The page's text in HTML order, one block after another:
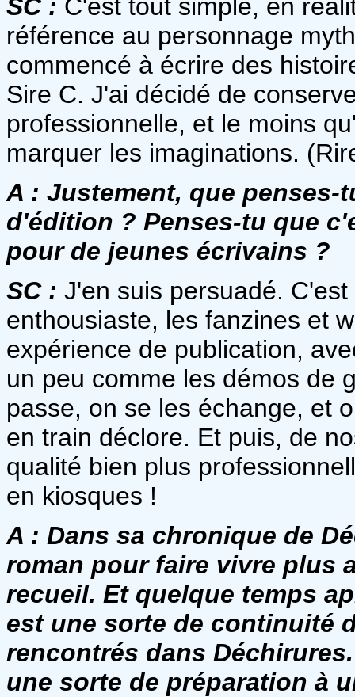
SC : C'est tout simple, en
référence au personnage
commencé à écrire des
Sire C. J'ai décidé de
professionnelle, et le moins
marquer les imaginations.
A : Justement, que penses-
d'édition ? Penses-tu que
pour de jeunes écrivains ?
SC : J'en suis persuadé.
enthousiaste, les fanzines et
expérience de publication,
un peu comme les démos de
passe, on se les échange, et
en train déclore. Et puis, de
qualité bien plus
en kiosques !
A : Dans sa chronique de
roman pour faire vivre plus
recueil. Et quelque temps
est une sorte de continuité
rencontrés dans
une sorte de préparation à